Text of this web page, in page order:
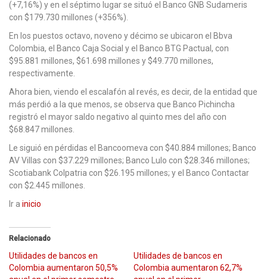
(+7,16%) y en el séptimo lugar se situó el Banco GNB Sudameris
con $179.730 millones (+356%).
En los puestos octavo, noveno y décimo se ubicaron el Bbva
Colombia, el Banco Caja Social y el Banco BTG Pactual, con
$95.881 millones, $61.698 millones y $49.770 millones,
respectivamente.
Ahora bien, viendo el escalafón al revés, es decir, de la entidad que
más perdió a la que menos, se observa que Banco Pichincha
registró el mayor saldo negativo al quinto mes del año con
$68.847 millones.
Le siguió en pérdidas el Bancoomeva con $40.884 millones; Banco
AV Villas con $37.229 millones; Banco Lulo con $28.346 millones;
Scotiabank Colpatria con $26.195 millones; y el Banco Contactar
con $2.445 millones.
Ir a inicio
Relacionado
Utilidades de bancos en
Colombia aumentaron 50,5%
Utilidades de bancos en
Colombia aumentaron 62,7%